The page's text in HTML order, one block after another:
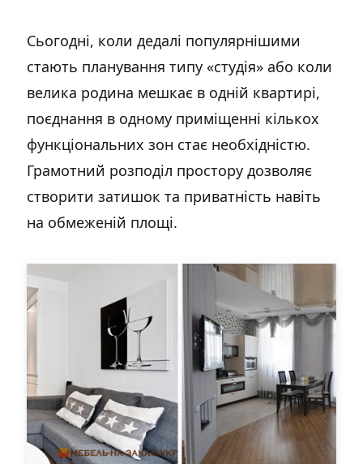
Сьогодні, коли дедалі популярнішими
стають планування типу «студія» або коли
велика родина мешкає в одній квартирі,
поєднання в одному приміщенні кількох
функціональних зон стає необхідністю.
Грамотний розподіл простору дозволяє
створити затишок та приватність навіть
на обмеженій площі.